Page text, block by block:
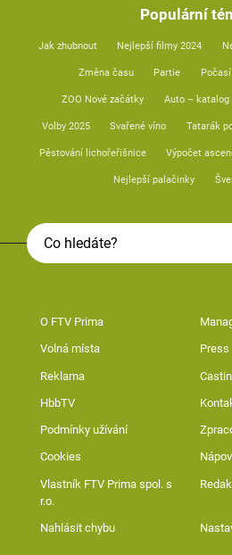
Populární
Jak zhubnout Nejlepší filmy 2024
Změna času Partie Počasí
ZOO Nové začátky Auto – katalog
Volby 2025 Svařené víno Tatarák
Pěstování lichořeřišnice Výpočet
Nejlepší palačinky
O FTV Prima
Volná místa Press
Reklama
HbbTV
Podmínky užívání
Cookies
Vlastník FTV Prima spol. s
r.o.
Nahlásit chybu